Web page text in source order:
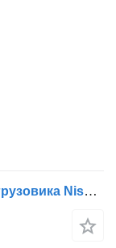
Рулевой редуктор TAS-20M606 для грузовика Nissan ATLEON | 00